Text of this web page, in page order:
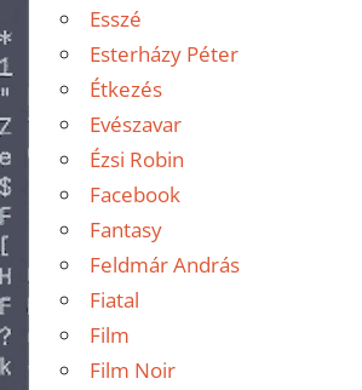
Esszé
Esterházy Péter
Étkezés
Evészavar
Ézsi Robin
Facebook
Fantasy
Feldmár András
Fiatal
Film
Film Noir